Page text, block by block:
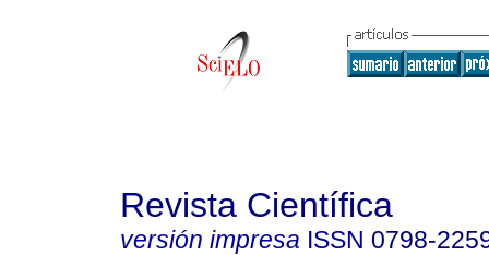
Revista Científica
versión impresa ISSN 0798-